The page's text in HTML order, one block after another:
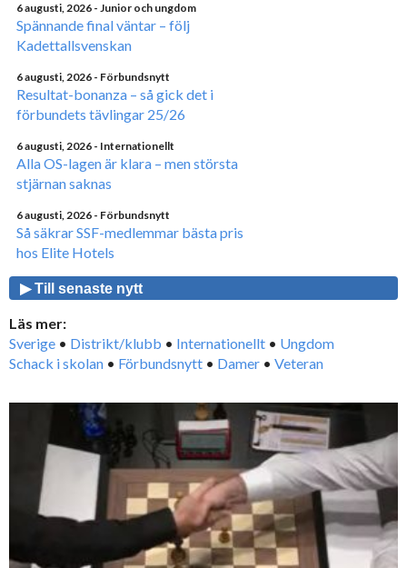
6 augusti, 2026 - Junior och ungdom
Spännande final väntar – följ
Kadettallsvenskan
6 augusti, 2026 - Förbundsnytt
Resultat-bonanza – så gick det i
förbundets tävlingar 25/26
6 augusti, 2026 - Internationellt
Alla OS-lagen är klara – men största
stjärnan saknas
6 augusti, 2026 - Förbundsnytt
Så säkrar SSF-medlemmar bästa pris
hos Elite Hotels
▶ Till senaste nytt
Läs mer:
Sverige • Distrikt/klubb • Internationellt • Ungdom
Schack i skolan • Förbundsnytt • Damer • Veteran